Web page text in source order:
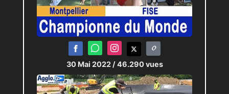
30 Mai 2022 / 46.290 vues